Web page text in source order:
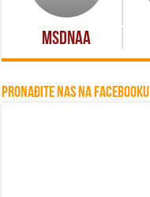
MSDNAA
Pronađite nas na Facebooku